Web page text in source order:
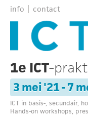
info contact
1e ICT-
3 mei '21 - 7
ICT in basis-, secundair,
Hands-on workshops,